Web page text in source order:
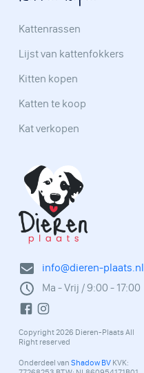
info@dieren-plaats.nl
Ma - Vrij / 9:00 - 17:00
Copyright 2026 Dieren-Plaats All
Right reserved
Onderdeel van Shadow BV KVK:
Kattenrassen
Lijst van kattenfokkers
Kitten kopen
Katten te koop
Kat verkopen